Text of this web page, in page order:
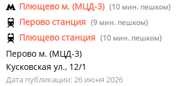
Плющево м. (МЦД-3) (10 мин. пешком)
Перово станция (9 мин. пешком)
Плющево станция (10 мин. пешком)
Перово м. (МЦД-3)
Кусковская ул., 12/1
Дата публикации: 26 июня 2026